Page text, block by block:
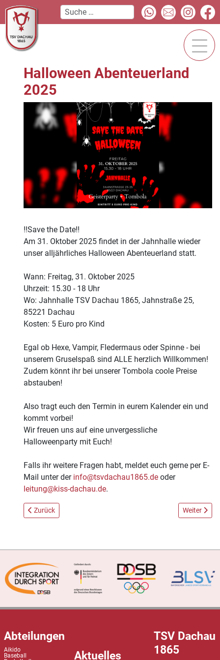
Halloween Abenteuerland
2025
!!Save the Date!!
Am 31. Oktober 2025 findet in der Jahnhalle wieder
unser alljährliches Halloween Abenteuerland statt.
Wann: Freitag, 31. Oktober 2025
Uhrzeit: 15.30 - 18 Uhr
Wo: Jahnhalle TSV Dachau 1865, Jahnstraße 25,
85221 Dachau
Kosten: 5 Euro pro Kind
Egal ob Hexe, Vampir, Fledermaus oder Spinne - bei
unserem Gruselspaß sind ALLE herzlich Willkommen!
Zudem könnt ihr bei unserer Tombola coole Preise
abstauben!
Also tragt euch den Termin in eurem Kalender ein und
kommt vorbei!
Wir freuen uns auf eine unvergessliche
Halloweenparty mit Euch!
Falls ihr weitere Fragen habt, meldet euch gerne per E-
Mail unter der info@tsvdachau1865.de oder
leitung@kiss-dachau.de.
Vorheriger Beitrag: Mitgliederversammlung 2025 mit
Zurück Nächster
Weiter
Abteilungen
Aikido
Baseball
Aktuelles
TSV Dachau
1865